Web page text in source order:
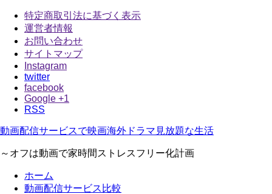
特定商取引法に基づく表示
運営者情報
お問い合わせ
サイトマップ
Instagram
twitter
facebook
Google +1
RSS
動画配信サービスで映画海外ドラマ見放題な生活
～オフは動画で家時間ストレスフリー化計画
ホーム
動画配信サービス比較